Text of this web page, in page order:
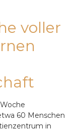
voller
60 Menschen
in